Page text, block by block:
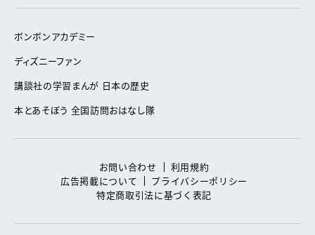
ボンボンアカデミー
ディズニーファン
講談社の学習まんが 日本の歴史
本とあそぼう 全国訪問おはなし隊
お問い合わせ
利用規約
広告掲載について
プライバシーポリシー
特定商取引法に基づく表記